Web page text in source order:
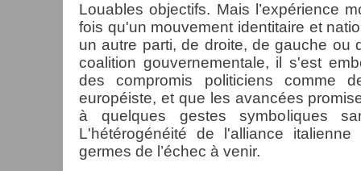
Louables objectifs. Mais l’expérience
fois qu'un mouvement identitaire et
un autre parti, de droite, de gauche ou
coalition gouvernementale, il s'est
des compromis politiciens comme
européiste, et que les avancées
à quelques gestes symboliques
L'hétérogénéité de l'alliance
germes de l’échec à venir.